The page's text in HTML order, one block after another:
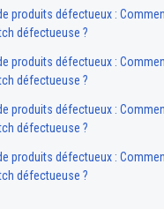
produits défectueux :
défectueuse ?
produits défectueux :
défectueuse ?
produits défectueux :
défectueuse ?
produits défectueux :
défectueuse ?